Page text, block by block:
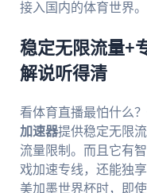
接入国内的体育世界。
稳定无限流量+
解说听得清
看体育直播最怕什么
加速器提供稳定无限
流量限制。而且它有
戏加速专线，还能独
美加墨世界杯时，即